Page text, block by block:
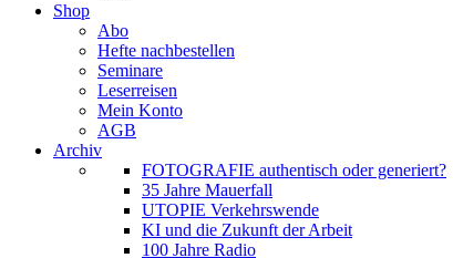
Shop
Abo
Hefte nachbestellen
Seminare
Leserreisen
Mein Konto
AGB
Archiv
FOTOGRAFIE authentisch oder generiert?
35 Jahre Mauerfall
UTOPIE Verkehrswende
KI und die Zukunft der Arbeit
100 Jahre Radio